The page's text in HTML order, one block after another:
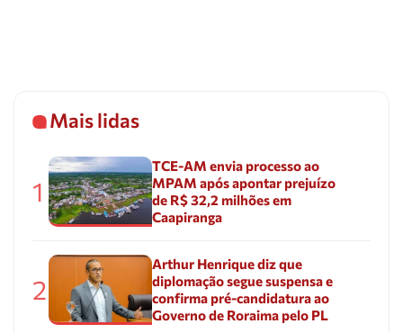
Mais lidas
1
TCE-AM envia processo ao
MPAM após apontar prejuízo
de R$ 32,2 milhões em
Caapiranga
2
Arthur Henrique diz que
diplomação segue suspensa e
confirma pré-candidatura ao
Governo de Roraima pelo PL